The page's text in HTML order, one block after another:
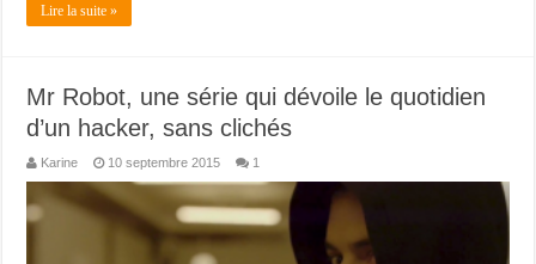
Lire la suite »
Mr Robot, une série qui dévoile le quotidien
d’un hacker, sans clichés
Karine 10 septembre 2015 1